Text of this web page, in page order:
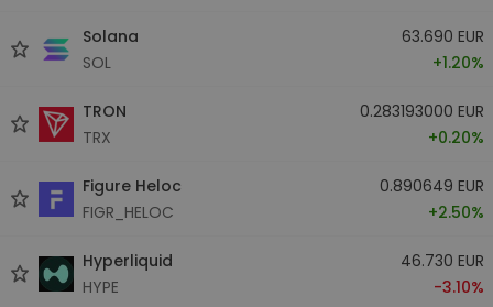
Solana
SOL
63.690 EUR
+1.20%
TRON
TRX
0.283193000 EUR
+0.20%
Figure Heloc
FIGR_HELOC
0.890649 EUR
+2.50%
Hyperliquid
HYPE
46.730 EUR
-3.10%